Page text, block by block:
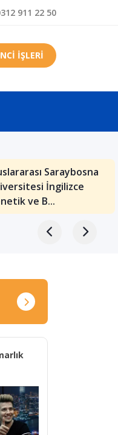
911 22 50
İŞLERİ
Mimarlık
Olan